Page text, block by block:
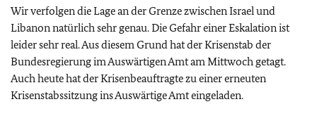
Wir verfolgen die Lage an der Grenze zwischen Israel und
Libanon natürlich sehr genau. Die Gefahr einer Eskalation ist
leider sehr real. Aus diesem Grund hat der Krisenstab der
Bundesregierung im Auswärtigen Amt am Mittwoch getagt.
Auch heute hat der Krisenbeauftragte zu einer erneuten
Krisenstabssitzung ins Auswärtige Amt eingeladen.